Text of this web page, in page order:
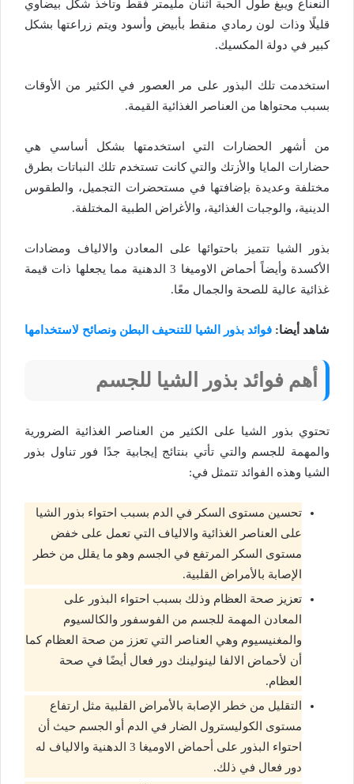
النعناع ويبغ طول الحبة اثنان مليمتر فقط وتأخذ شكل بيضاوي
قليلًا وذات لون رمادي منقط بأبيض وأسود ويتم زراعتها بشكل
كبير في دولة المكسيك.
استخدمت تلك البذور على مر العصور في الكثير من الأوقات
بسبب محتواها من العناصر الغذائية القيمة.
من أشهر الحضارات التي استخدمتها بشكل أساسي هي
حضارات المايا والأزتك والتي كانت تستخدم تلك النباتات بطرق
مختلفة وعديدة بإضافتها في مستحضرات التجميل، والطقوس
الدينية، والوجبات الغذائية، والأغراض الطبية المختلفة.
بذور الشيا تتميز باحتوائها على المعادن والالياف ومضادات
الأكسدة وأيضاً أحماض الاوميغا 3 الدهنية مما يجعلها ذات قيمة
غذائية عالية للصحة والجمال معًا.
شاهد أيضا: فوائد بذور الشيا للتنحيف البطن ونصائح لاستخدامها
أهم فوائد بذور الشيا للجسم
تحتوي بذور الشيا على الكثير من العناصر الغذائية الضرورية
والمهمة للجسم والتي تأتي بنتائج إيجابية جدًا فور تناول بذور
الشيا وهذه الفوائد تتمثل في:
تحسين مستوى السكر في الدم بسبب احتواء بذور الشيا
على العناصر الغذائية والالياف التي تعمل على خفض
مستوى السكر المرتفع في الجسم وهو ما يقلل من خطر
الإصابة بالأمراض القلبية.
تعزيز صحة العظام وذلك بسبب احتواء البذور على
المعادن المهمة للجسم من الفوسفور والكالسيوم
والمغنيسيوم وهي العناصر التي تعزز من صحة العظام كما
أن لأحماض الالفا لينولينك دور فعال أيضًا في صحة
العظام.
التقليل من خطر الإصابة بالأمراض القلبية مثل ارتفاع
مستوى الكوليسترول الضار في الدم أو الجسم حيث أن
احتواء البذور على أحماض الاوميغا 3 الدهنية والالياف له
دور فعال في ذلك.